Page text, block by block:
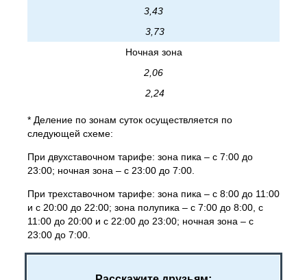
3,43
3,73
Ночная зона
2,06
2,24
* Деление по зонам суток осуществляется по
следующей схеме:
При двухставочном тарифе: зона пика – с 7:00 до
23:00; ночная зона – с 23:00 до 7:00.
При трехставочном тарифе: зона пика – с 8:00 до 11:00
и с 20:00 до 22:00; зона полупика – с 7:00 до 8:00, с
11:00 до 20:00 и с 22:00 до 23:00; ночная зона – с
23:00 до 7:00.